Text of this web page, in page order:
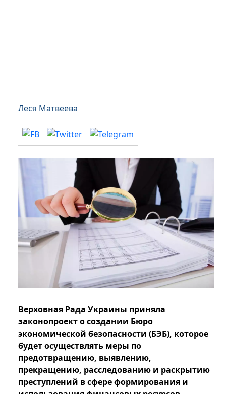
Леся Матвеева
Верховная Рада Украины приняла
законопроект о создании Бюро
экономической безопасности (БЭБ), которое
будет осуществлять меры по
предотвращению, выявлению,
прекращению, расследованию и раскрытию
преступлений в сфере формирования и